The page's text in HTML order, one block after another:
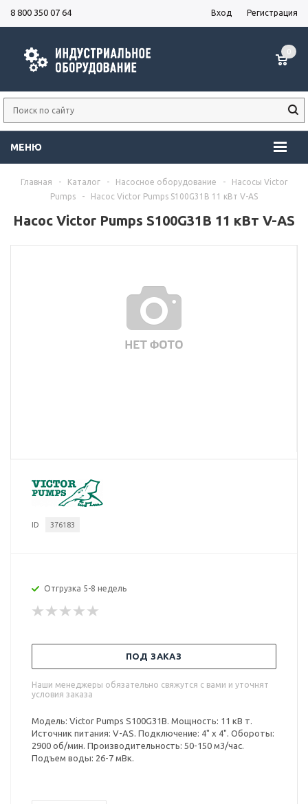
8 800 350 07 64 Вход Регистрация
МЕНЮ
0
Главная - Каталог - Насосное оборудование -
Насосы Victor
Pumps
- Насос Victor Pumps S100G31B 11 кВт V-AS
Насос Victor Pumps S100G31B 11 кВт V-AS
ID 376183
Отгрузка 5-8 недель
ПОД ЗАКАЗ
Наши менеджеры обязательно свяжутся с вами и уточнят
условия заказа
Модель: Victor Pumps S100G31B. Мощность: 11 кВ т.
Источник питания: V-AS. Подключение: 4" x 4". Обороты:
2900 об/мин. Производительность: 50-150 м3/час.
Подъем воды: 26-7 мВк.